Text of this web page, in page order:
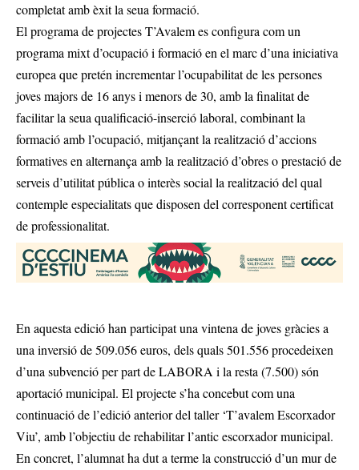
completat amb èxit la seua formació.
El programa de projectes T’Avalem es configura com un
programa mixt d’ocupació i formació en el marc d’una iniciativa
europea que pretén incrementar l’ocupabilitat de les persones
joves majors de 16 anys i menors de 30, amb la finalitat de
facilitar la seua qualificació-inserció laboral, combinant la
formació amb l’ocupació, mitjançant la realització d’accions
formatives en alternança amb la realització d’obres o prestació de
serveis d’utilitat pública o interès social la realització del qual
contemple especialitats que disposen del corresponent certificat
de professionalitat.
En aquesta edició han participat una vintena de joves gràcies a
una inversió de 509.056 euros, dels quals 501.556 procedeixen
d’una subvenció per part de LABORA i la resta (7.500) són
aportació municipal. El projecte s’ha concebut com una
continuació de l’edició anterior del taller ‘T’avalem Escorxador
Viu’, amb l’objectiu de rehabilitar l’antic escorxador municipal.
En concret, l’alumnat ha dut a terme la construcció d’un mur de